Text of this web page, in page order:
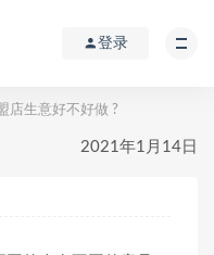
登录
店生意好不好做 ?
2021年1月14日